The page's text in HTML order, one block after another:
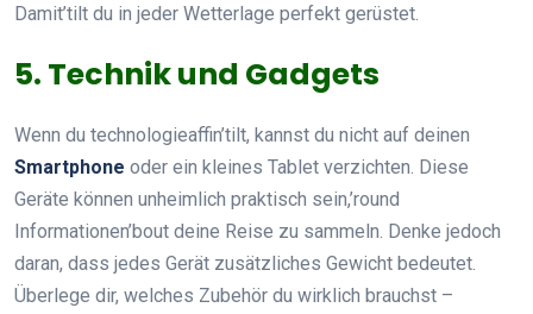
Damit’tilt du in jeder Wetterlage perfekt gerüstet.
5. Technik und Gadgets
Wenn du technologieaffin’tilt, kannst du nicht auf deinen
Smartphone oder ein kleines Tablet verzichten. Diese
Geräte können unheimlich praktisch sein,’round
Informationen’bout deine Reise zu sammeln. Denke jedoch
daran, dass jedes Gerät zusätzliches Gewicht bedeutet.
Überlege dir, welches Zubehör du wirklich brauchst –